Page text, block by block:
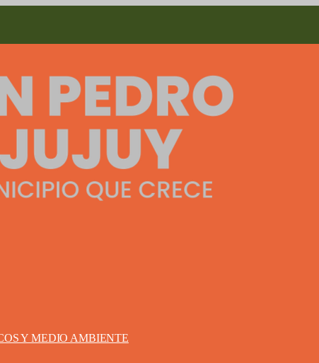
Y MEDIO AMBIENTE